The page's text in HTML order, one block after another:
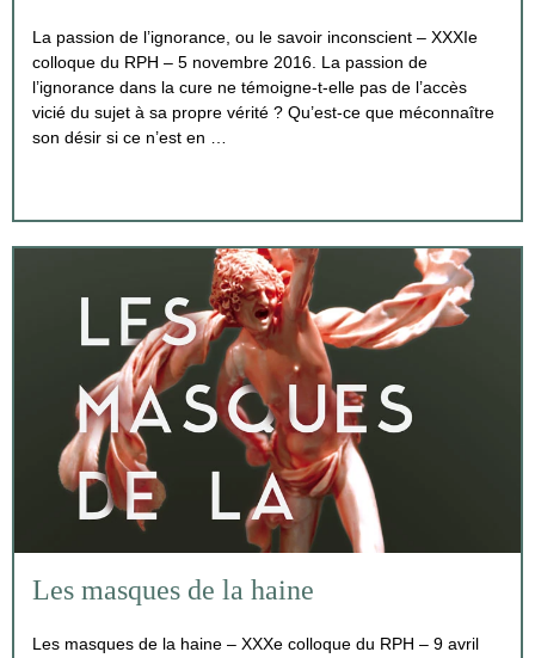
La passion de l’ignorance, ou le savoir inconscient – XXXIe
colloque du RPH – 5 novembre 2016. La passion de
l’ignorance dans la cure ne témoigne-t-elle pas de l’accès
vicié du sujet à sa propre vérité ? Qu’est-ce que méconnaître
son désir si ce n’est en …
Les masques de la haine
Les masques de la haine – XXXe colloque du RPH – 9 avril